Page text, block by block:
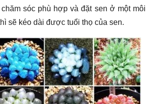
sóc phù hợp và đặt sen ở một môi
sẽ kéo dài được tuổi thọ của sen.